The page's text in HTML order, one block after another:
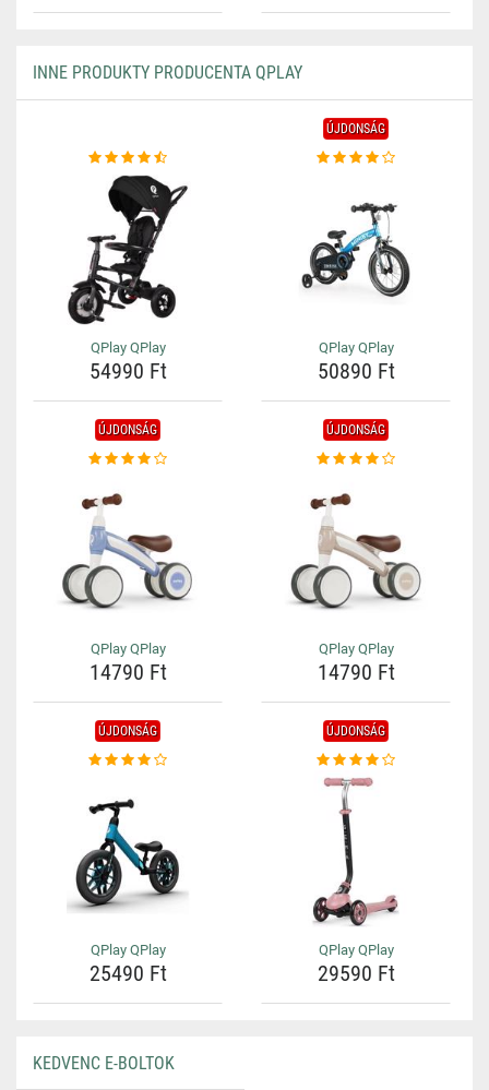
INNE PRODUKTY PRODUCENTA QPLAY
QPlay QPlay
54990 Ft
ÚJDONSÁG
QPlay QPlay
50890 Ft
ÚJDONSÁG
QPlay QPlay
14790 Ft
ÚJDONSÁG
QPlay QPlay
14790 Ft
ÚJDONSÁG
QPlay QPlay
25490 Ft
ÚJDONSÁG
QPlay QPlay
29590 Ft
KEDVENC E-BOLTOK